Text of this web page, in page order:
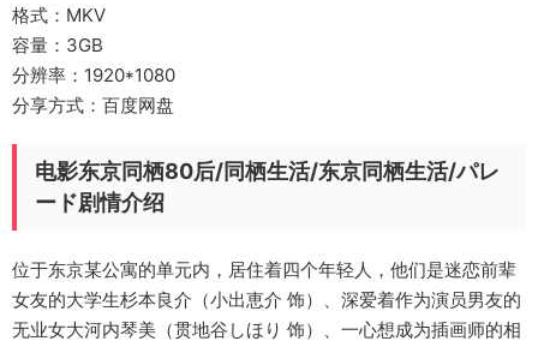
格式：MKV
容量：3GB
分辨率：1920*1080
分享方式：百度网盘
电影东京同栖80后/同栖生活/东京同栖生活/パレ
ード剧情介绍
位于东京某公寓的单元内，居住着四个年轻人，他们是迷恋前辈
女友的大学生杉本良介（小出恵介 饰）、深爱着作为演员男友的
无业女大河内琴美（贯地谷しほり 饰）、一心想成为插画师的相